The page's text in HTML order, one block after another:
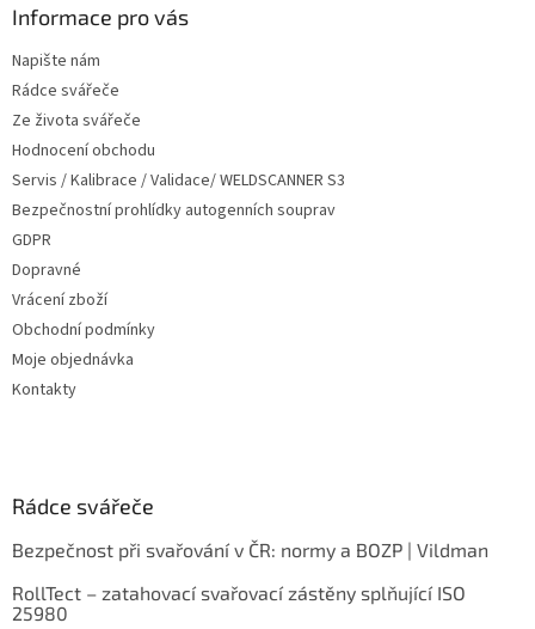
Informace pro vás
Napište nám
Rádce svářeče
Ze života svářeče
Hodnocení obchodu
Servis / Kalibrace / Validace/ WELDSCANNER S3
Bezpečnostní prohlídky autogenních souprav
GDPR
Dopravné
Vrácení zboží
Obchodní podmínky
Moje objednávka
Kontakty
Rádce svářeče
Bezpečnost při svařování v ČR: normy a BOZP | Vildman
RollTect – zatahovací svařovací zástěny splňující ISO
25980